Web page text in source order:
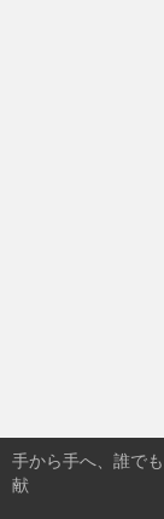
手から手へ、誰で